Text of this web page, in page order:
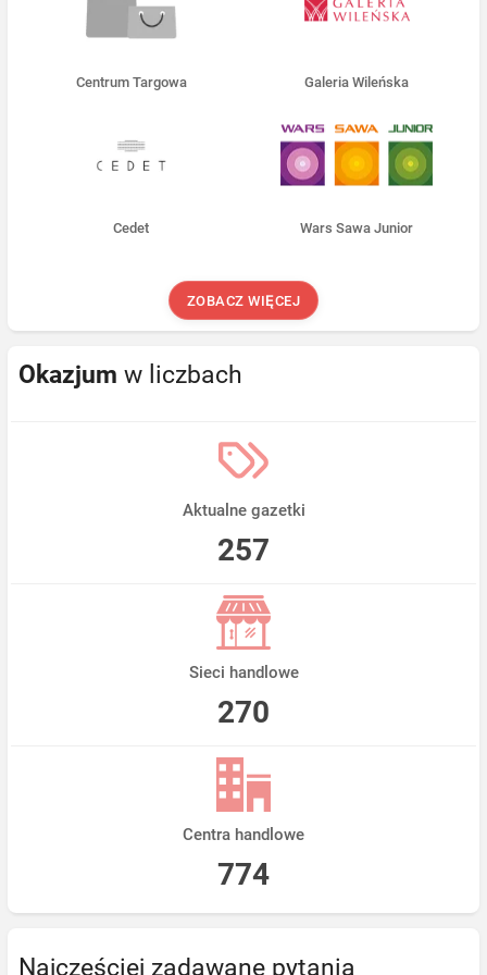
Centrum Targowa Galeria Wileńska
Cedet Wars Sawa Junior
ZOBACZ WIĘCEJ
Okazjum w liczbach
Aktualne gazetki
257
Sieci handlowe
270
Centra handlowe
774
Najczęściej zadawane pytania